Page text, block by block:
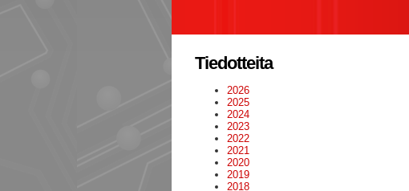
Tiedotteita
2026
2025
2024
2023
2022
2021
2020
2019
2018